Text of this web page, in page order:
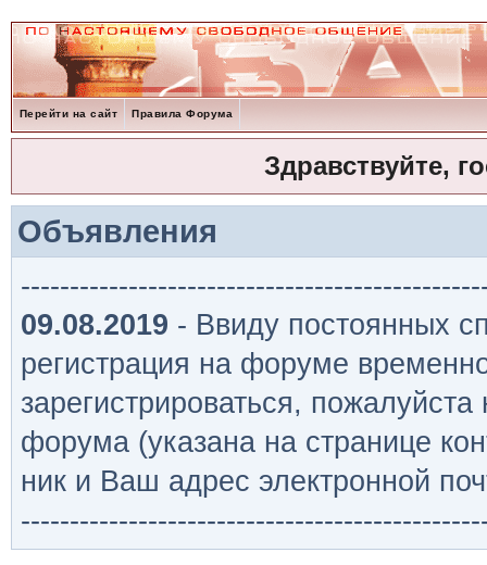
Перейти на сайт Правила Форума
Здравствуйте,
Объявления
09.08.2019 - Ввиду постоянных
регистрация на форуме
зарегистрироваться,
форума (указана на странице
ник и Ваш адрес электронной